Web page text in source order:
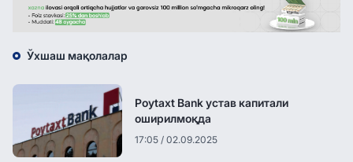
Ўхшаш мақолалар
Poytaxt Bank устав капитали
оширилмоқда
17:05 / 02.09.2025